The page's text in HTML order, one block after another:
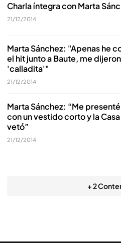
Charla íntegra con Marta
21/12/2014
Marta Sánchez: "Apenas he
el hit junto a Baute, me
'calladita'"
21/12/2014
Marta Sánchez: “Me
con un vestido corto y la Casa
vetó”
21/12/2014
+ 2